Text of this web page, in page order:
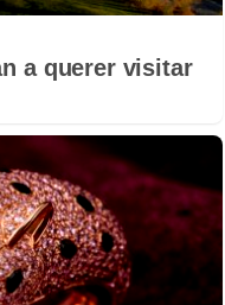
a querer visitar